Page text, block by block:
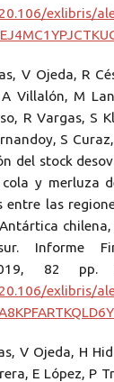
exlibris/
V Ojeda, R
Villalón, M
R Vargas, S
S
del stock
y merluza
entre las
chilena,
Informe
82 pp.
exlibris/
V Ojeda, H
E López, P